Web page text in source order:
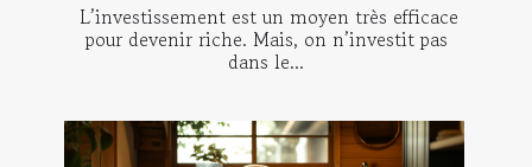
L’investissement est un moyen très efficace
pour devenir riche. Mais, on n’investit pas
dans le...